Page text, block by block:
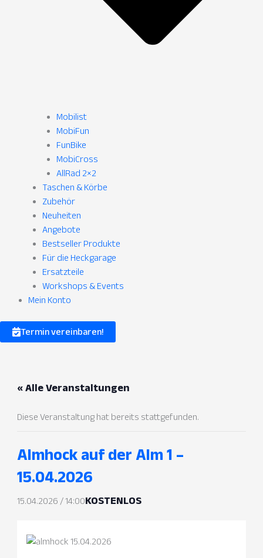
Mobilist
MobiFun
FunBike
MobiCross
AllRad 2×2
Taschen & Körbe
Zubehör
Neuheiten
Angebote
Bestseller Produkte
Für die Heckgarage
Ersatzteile
Workshops & Events
Mein Konto
Termin vereinbaren!
« Alle Veranstaltungen
Diese Veranstaltung hat bereits stattgefunden.
Almhock auf der Alm 1 –
15.04.2026
15.04.2026 / 14:00KOSTENLOS